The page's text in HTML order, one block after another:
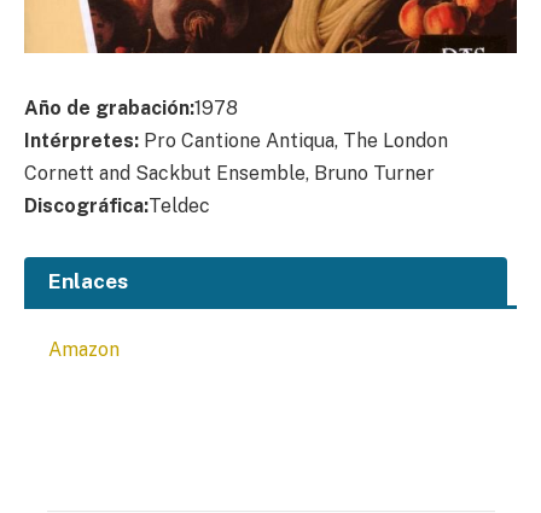
Año de grabación:1978
Intérpretes: Pro Cantione Antiqua, The London
Cornett and Sackbut Ensemble, Bruno Turner
Discográfica:Teldec
Enlaces
Amazon